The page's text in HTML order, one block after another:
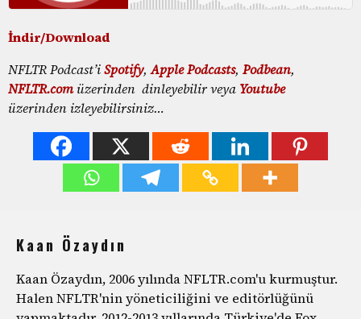
İndir/Download
NFLTR Podcast’iSpotify,Apple Podcasts, Podbean,
NFLTR.comüzerinden dinleyebilir veya Youtube
üzerinden izleyebilirsiniz…
Kaan Özaydın
Kaan Özaydın, 2006 yılında NFLTR.com'u kurmuştur.
Halen NFLTR'nin yöneticiliğini ve editörlüğünü